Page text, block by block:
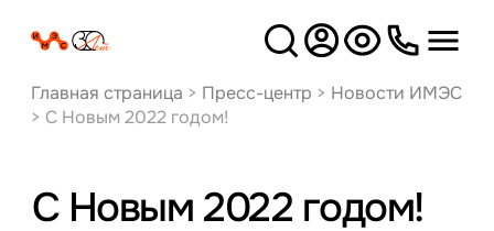
Версия
для слабовидящих
Главная страница > Пресс-центр > Новости ИМЭС
> С Новым 2022 годом!
С Новым 2022 годом!